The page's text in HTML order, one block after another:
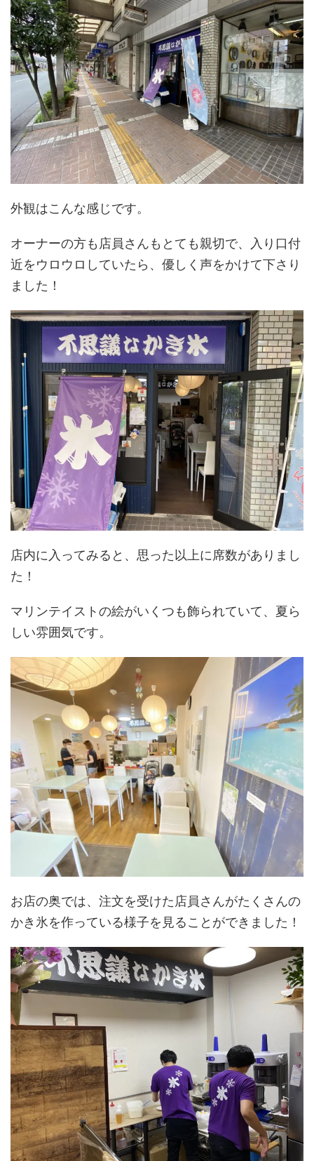
外観はこんな感じです。
オーナーの方も店員さんもとても親切で、入り口付
近をウロウロしていたら、優しく声をかけて下さり
ました！
店内に入ってみると、思った以上に席数がありまし
た！
マリンテイストの絵がいくつも飾られていて、夏ら
しい雰囲気です。
お店の奥では、注文を受けた店員さんがたくさんの
かき氷を作っている様子を見ることができました！